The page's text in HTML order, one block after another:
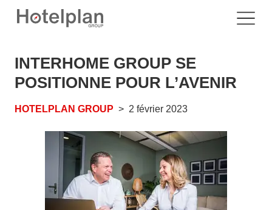
INTERHOME GROUP SE
POSITIONNE POUR L’AVENIR
HOTELPLAN GROUP 2 février 2023